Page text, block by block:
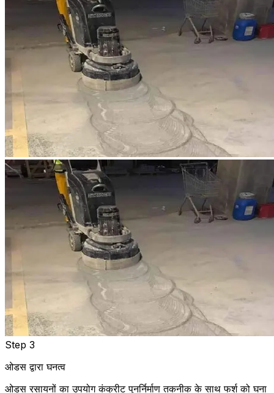
Step 3
ओडस द्वारा घनत्व
ओडस रसायनों का उपयोग कंक्रीट पुनर्निर्माण तकनीक के साथ फर्श को घना